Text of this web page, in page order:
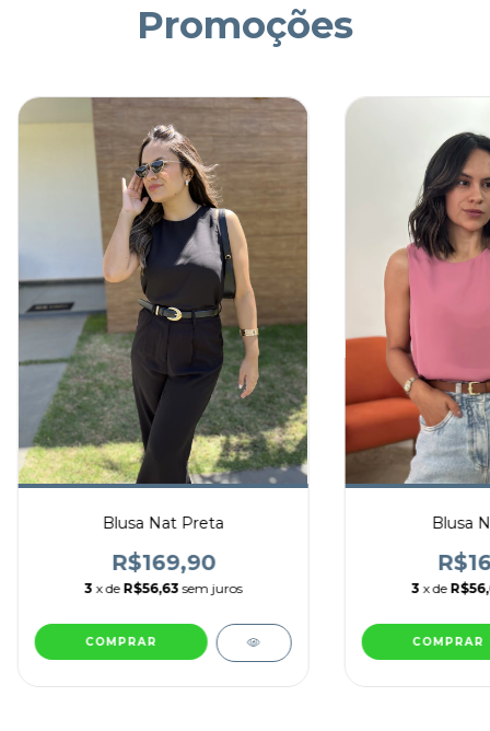
Promoções
Blusa Nat Preta
R$169,90
3 x de R$56,63 sem juros
COMPRAR
Blusa
3 x de
COMPRAR